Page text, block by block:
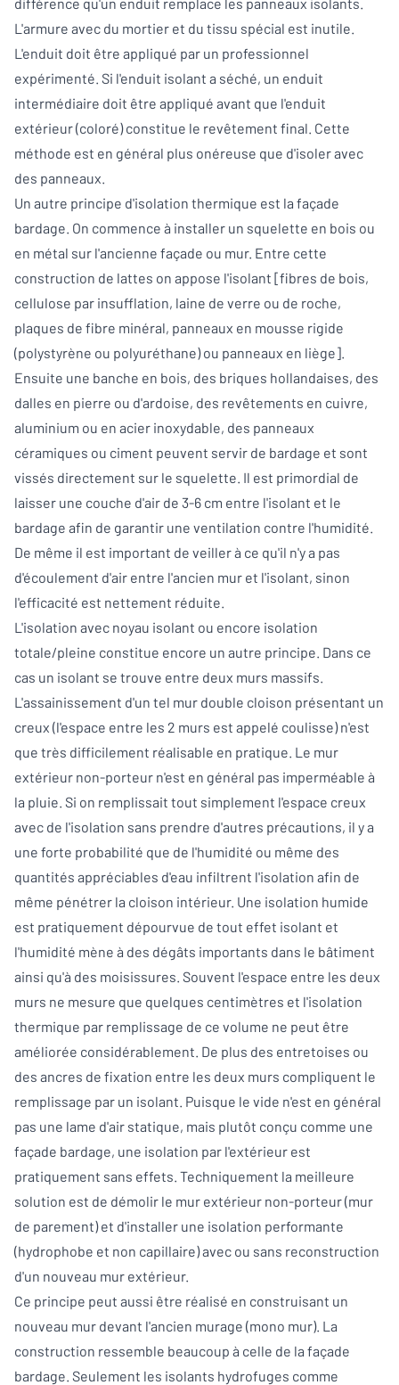
L'armure avec du mortier et du tissu spécial est inutile.
L'enduit doit être appliqué par un professionnel
expérimenté. Si l'enduit isolant a séché, un enduit
intermédiaire doit être appliqué avant que l'enduit
extérieur (coloré) constitue le revêtement final. Cette
méthode est en général plus onéreuse que d'isoler avec
des panneaux.
Un autre principe d'isolation thermique est la façade
bardage. On commence à installer un squelette en bois ou
en métal sur l'ancienne façade ou mur. Entre cette
construction de lattes on appose l'isolant [fibres de bois,
cellulose par insufflation, laine de verre ou de roche,
plaques de fibre minéral, panneaux en mousse rigide
(polystyrène ou polyuréthane) ou panneaux en liège].
Ensuite une banche en bois, des briques hollandaises, des
dalles en pierre ou d'ardoise, des revêtements en cuivre,
aluminium ou en acier inoxydable, des panneaux
céramiques ou ciment peuvent servir de bardage et sont
vissés directement sur le squelette. Il est primordial de
laisser une couche d'air de 3-6 cm entre l'isolant et le
bardage afin de garantir une ventilation contre l'humidité.
De même il est important de veiller à ce qu'il n'y a pas
d'écoulement d'air entre l'ancien mur et l'isolant, sinon
l'efficacité est nettement réduite.
L'isolation avec noyau isolant ou encore isolation
totale/pleine constitue encore un autre principe. Dans ce
cas un isolant se trouve entre deux murs massifs.
L'assainissement d'un tel mur double cloison présentant un
creux (l'espace entre les 2 murs est appelé coulisse) n'est
que très difficilement réalisable en pratique. Le mur
extérieur non-porteur n'est en général pas imperméable à
la pluie. Si on remplissait tout simplement l'espace creux
avec de l'isolation sans prendre d'autres précautions, il y a
une forte probabilité que de l'humidité ou même des
quantités appréciables d'eau infiltrent l'isolation afin de
même pénétrer la cloison intérieur. Une isolation humide
est pratiquement dépourvue de tout effet isolant et
l'humidité mène à des dégâts importants dans le bâtiment
ainsi qu'à des moisissures. Souvent l'espace entre les deux
murs ne mesure que quelques centimètres et l'isolation
thermique par remplissage de ce volume ne peut être
améliorée considérablement. De plus des entretoises ou
des ancres de fixation entre les deux murs compliquent le
remplissage par un isolant. Puisque le vide n'est en général
pas une lame d'air statique, mais plutôt conçu comme une
façade bardage, une isolation par l'extérieur est
pratiquement sans effets. Techniquement la meilleure
solution est de démolir le mur extérieur non-porteur (mur
de parement) et d'installer une isolation performante
(hydrophobe et non capillaire) avec ou sans reconstruction
d'un nouveau mur extérieur.
Ce principe peut aussi être réalisé en construisant un
nouveau mur devant l'ancien murage (mono mur). La
construction ressemble beaucoup à celle de la façade
bardage. Seulement les isolants hydrofuges comme